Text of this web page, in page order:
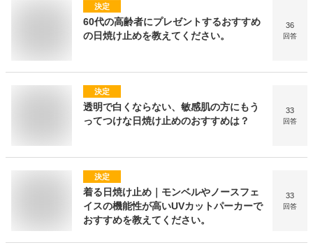
決定
60代の高齢者にプレゼントするおすすめ
の日焼け止めを教えてください。
36
回答
決定
透明で白くならない、敏感肌の方にもう
ってつけな日焼け止めのおすすめは？
33
回答
決定
着る日焼け止め｜モンベルやノースフェ
イスの機能性が高いUVカットパーカーで
おすすめを教えてください。
33
回答